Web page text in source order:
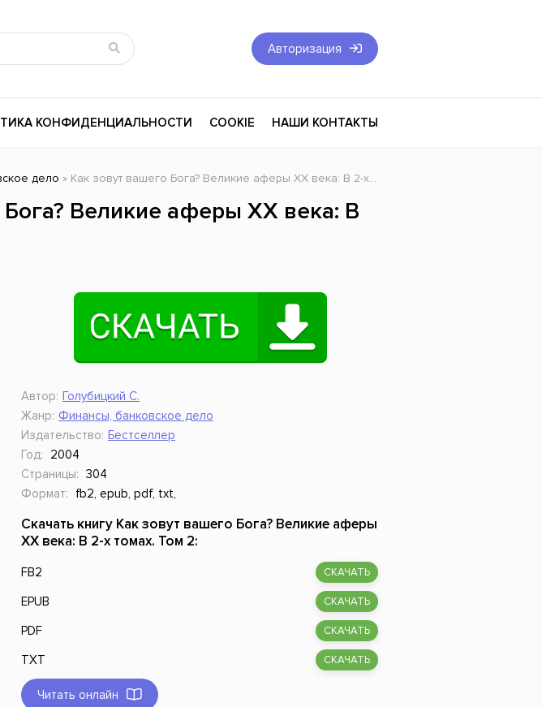
Авторизация
История России
Внутренняя политика
Юриспруденция
КОНФИДЕНЦИАЛЬНОСТИ COOKIE НАШИ КОНТАКТЫ
дело » Как зовут вашего Бога? Великие аферы XX века: В 2-х томах. Том 2
Великие аферы XX века: В
Автор: Голубицкий С.
Жанр: Финансы, банковское дело
Издательство: Бестселлер
Год:
2004
Страницы: 304
Формат:
fb2, epub, pdf, txt,
Скачать книгу Как зовут вашего Бога? Великие аферы
XX века: В 2-х томах. Том 2:
FB2 СКАЧАТЬ
EPUB СКАЧАТЬ
PDF СКАЧАТЬ
TXT СКАЧАТЬ
Читать онлайн